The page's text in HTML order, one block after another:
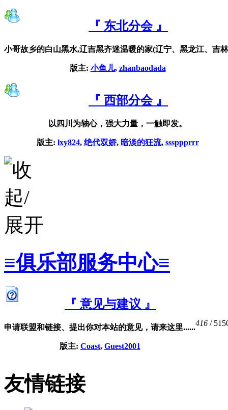
『 东北分会 』
小哥故乡的白山黑水,辽吉黑齐迷温暖的家(辽宁、黑龙江、吉
版主: 小鱼儿, zhanbaodada
『 西部分会 』
以四川为轴心，强大力量，一触即发。
版主: lxy824, 绝代双娇, 暗淡的狂流, sssppprrr
≡俱乐部服务中心≡
『 意见与建议 』
申请联盟和链接、提出你对本站的意见，请来这里......
版主: Coast, Guest2001
416 /
友情链接